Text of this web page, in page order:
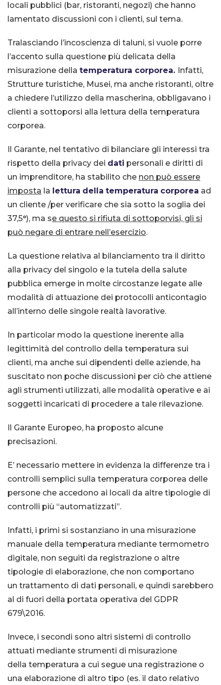
locali pubblici (bar, ristoranti, negozi) che hanno
lamentato discussioni con i clienti, sul tema.
Tralasciando l’incoscienza di taluni, si vuole porre
l’accento sulla questione più delicata della
misurazione della temperatura corporea. Infatti,
Strutture turistiche, Musei, ma anche ristoranti, oltre
a chiedere l’utilizzo della mascherina, obbligavano i
clienti a sottoporsi alla lettura della temperatura
corporea.
Il Garante, nel tentativo di bilanciare gli interessi tra
rispetto della privacy dei dati personali e diritti di
un imprenditore, ha stabilito che non può essere
imposta la lettura della temperatura corporea ad
un cliente /per verificare che sia sotto la soglia dei
37,5°), ma se questo si rifiuta di sottoporvisi, gli si
può negare di entrare nell’esercizio.
La questione relativa al bilanciamento tra il diritto
alla privacy del singolo e la tutela della salute
pubblica emerge in molte circostanze legate alle
modalità di attuazione dei protocolli anticontagio
all’interno delle singole realtà lavorative.
In particolar modo la questione inerente alla
legittimità del controllo della temperatura sui
clienti, ma anche sui dipendenti delle aziende, ha
suscitato non poche discussioni per ciò che attiene
agli strumenti utilizzati, alle modalità operative e ai
soggetti incaricati di procedere a tale rilevazione.
Il Garante Europeo, ha proposto alcune
precisazioni.
E’ necessario mettere in evidenza la differenze tra i
controlli semplici sulla temperatura corporea delle
persone che accedono ai locali da altre tipologie di
controlli più “automatizzati”.
Infatti, i primi si sostanziano in una misurazione
manuale della temperatura mediante termometro
digitale, non seguiti da registrazione o altre
tipologie di elaborazione, che non comportano
un trattamento di dati personali, e quindi sarebbero
al di fuori della portata operativa del GDPR
679\2016.
Invece, i secondi sono altri sistemi di controllo
attuati mediante strumenti di misurazione
della temperatura a cui segue una registrazione o
una elaborazione di altro tipo (es. il dato relativo